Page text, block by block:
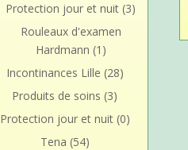
Protection jour et nuit (3)
Rouleaux d'examen
Hardmann (1)
Incontinances Lille (28)
Produits de soins (3)
Protection jour et nuit (0)
Tena (54)